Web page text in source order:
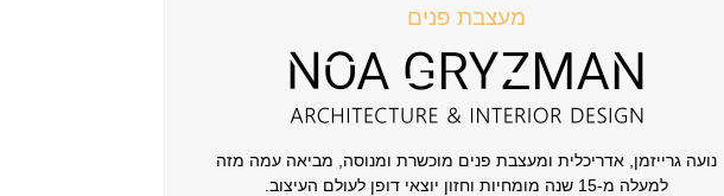
מעצבת פנים
נועה גרייזמן, אדריכלית ומעצבת פנים מוכשרת ומנוסה, מביאה עמה מזה
למעלה מ-15 שנה מומחיות וחזון יוצאי דופן לעולם העיצוב.